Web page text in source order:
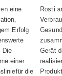
eine
Erfolg
Die
einer
die
Rosti
Gerät